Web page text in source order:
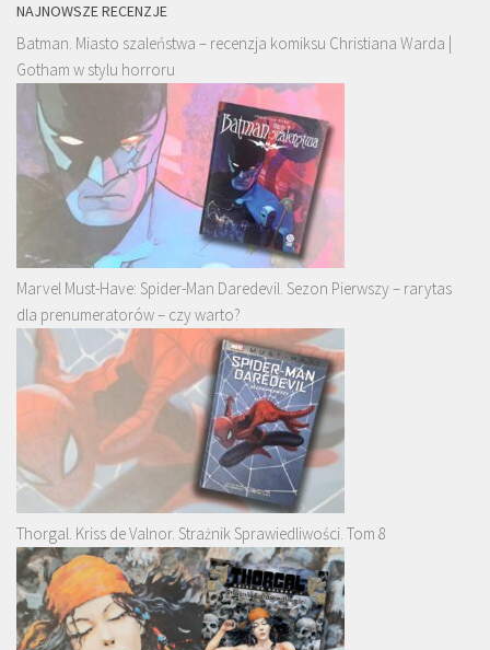
NAJNOWSZE RECENZJE
Batman. Miasto szaleństwa – recenzja komiksu Christiana Warda |
Gotham w stylu horroru
Marvel Must-Have: Spider-Man Daredevil. Sezon Pierwszy – rarytas
dla prenumeratorów – czy warto?
Thorgal. Kriss de Valnor. Strażnik Sprawiedliwości. Tom 8